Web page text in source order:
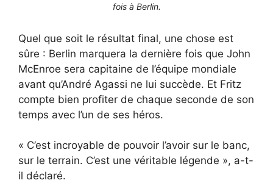
fois à Berlin.
Quel que soit le résultat final, une chose est
sûre : Berlin marquera la dernière fois que John
McEnroe sera capitaine de l’équipe mondiale
avant qu’André Agassi ne lui succède. Et Fritz
compte bien profiter de chaque seconde de son
temps avec l’un de ses héros.
« C’est incroyable de pouvoir l’avoir sur le banc,
sur le terrain. C’est une véritable légende », a-t-
il déclaré.